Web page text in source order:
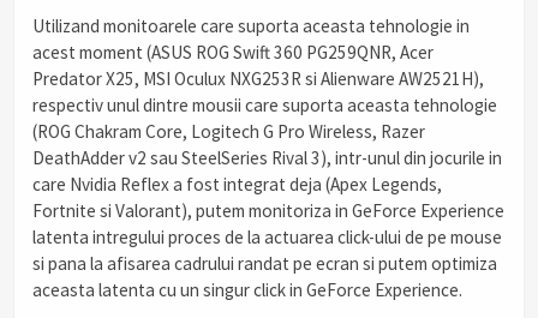
Utilizand monitoarele care suporta aceasta tehnologie in
acest moment (ASUS ROG Swift 360 PG259QNR, Acer
Predator X25, MSI Oculux NXG253R si Alienware AW2521H),
respectiv unul dintre mousii care suporta aceasta tehnologie
(ROG Chakram Core, Logitech G Pro Wireless, Razer
DeathAdder v2 sau SteelSeries Rival 3), intr-unul din jocurile in
care Nvidia Reflex a fost integrat deja (Apex Legends,
Fortnite si Valorant), putem monitoriza in GeForce Experience
latenta intregului proces de la actuarea click-ului de pe mouse
si pana la afisarea cadrului randat pe ecran si putem optimiza
aceasta latenta cu un singur click in GeForce Experience.